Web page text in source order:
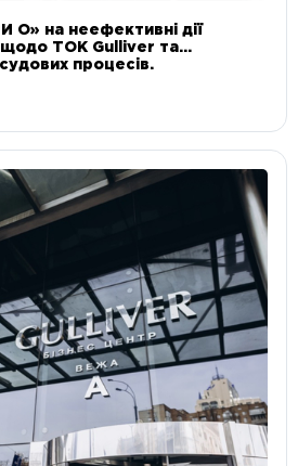
О» на неефективні дії
щодо ТОК Gulliver та
судових процесів.